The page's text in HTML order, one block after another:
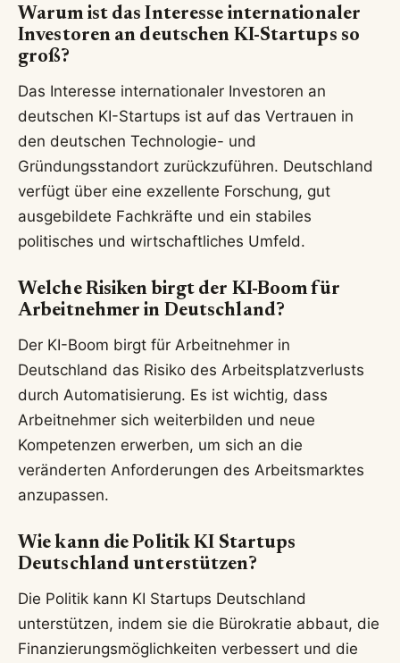
Warum ist das Interesse internationaler
Investoren an deutschen KI-Startups so
groß?
Das Interesse internationaler Investoren an
deutschen KI-Startups ist auf das Vertrauen in
den deutschen Technologie- und
Gründungsstandort zurückzuführen. Deutschland
verfügt über eine exzellente Forschung, gut
ausgebildete Fachkräfte und ein stabiles
politisches und wirtschaftliches Umfeld.
Welche Risiken birgt der KI-Boom für
Arbeitnehmer in Deutschland?
Der KI-Boom birgt für Arbeitnehmer in
Deutschland das Risiko des Arbeitsplatzverlusts
durch Automatisierung. Es ist wichtig, dass
Arbeitnehmer sich weiterbilden und neue
Kompetenzen erwerben, um sich an die
veränderten Anforderungen des Arbeitsmarktes
anzupassen.
Wie kann die Politik KI Startups
Deutschland unterstützen?
Die Politik kann KI Startups Deutschland
unterstützen, indem sie die Bürokratie abbaut, die
Finanzierungsmöglichkeiten verbessert und die